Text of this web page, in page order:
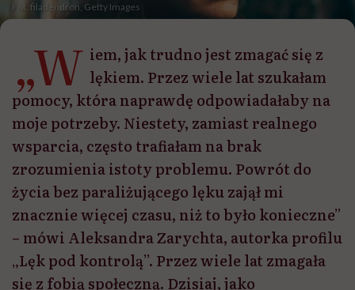
Fot. filadendron, Getty Images
„W iem, jak trudno jest zmagać się z
lękiem. Przez wiele lat szukałam
pomocy, która naprawdę odpowiadałaby na
moje potrzeby. Niestety, zamiast realnego
wsparcia, często trafiałam na brak
zrozumienia istoty problemu. Powrót do
życia bez paraliżującego lęku zajął mi
znacznie więcej czasu, niż to było konieczne”
– mówi Aleksandra Zarychta, autorka profilu
„Lęk pod kontrolą”. Przez wiele lat zmagała
się z fobią społeczną. Dzisiaj, jako